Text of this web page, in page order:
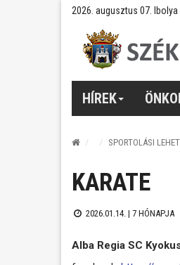
2026. augusztus 07. Ibolya
HÍREK
SPORTOLÁSI
KARATE
2026.01.14. | 7 HÓNAPJA
Alba Regia SC